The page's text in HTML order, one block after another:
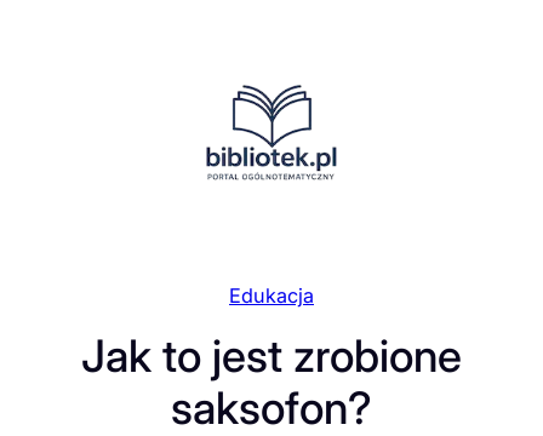
Edukacja
Jak to jest zrobione
saksofon?